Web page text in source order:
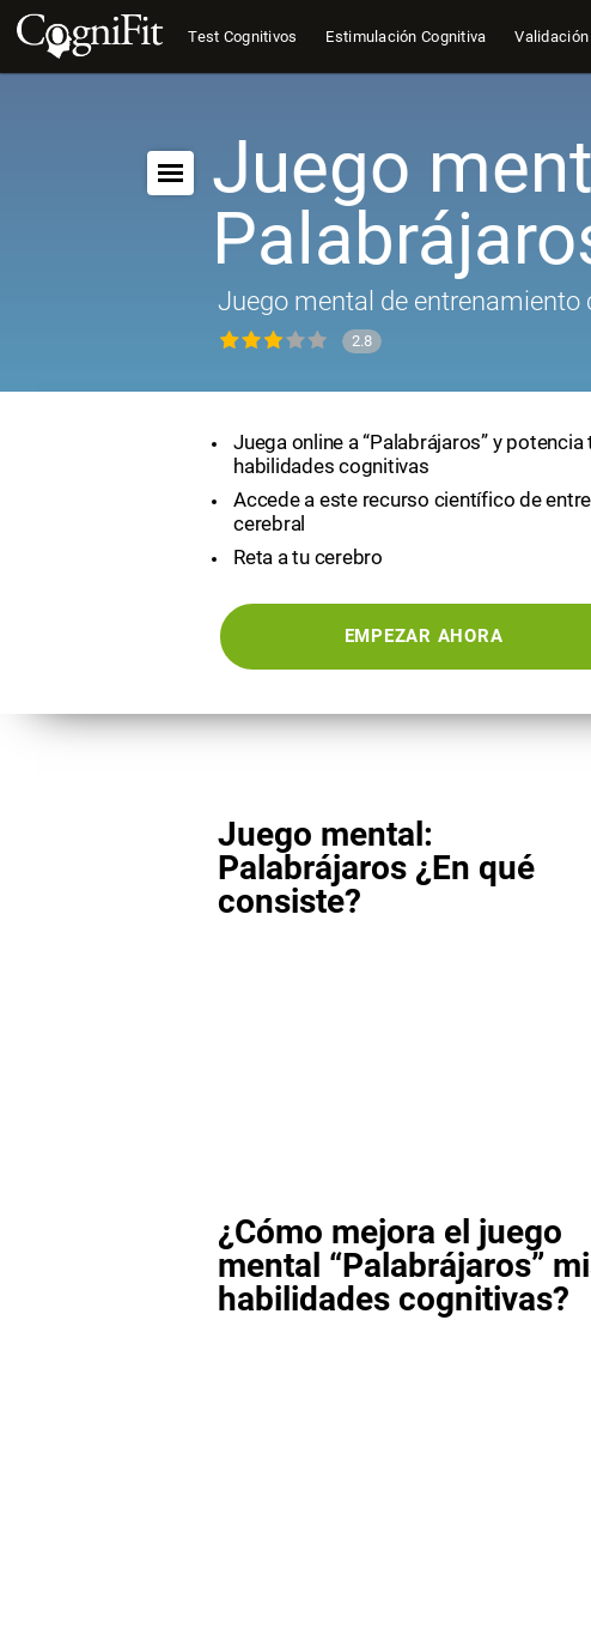
Test Cognitivos Estimulación Cognitiva
Juego
Juego mental de entrenamiento
2.8
Juega online a “Palabrájaros” y potencia
habilidades cognitivas
Accede a este recurso científico de
cerebral
Reta a tu cerebro
EMPEZAR AHORA
Juego mental:
Palabrájaros ¿En qué
consiste?
¿Cómo mejora el juego
mental “Palabrájaros”
habilidades cognitivas?